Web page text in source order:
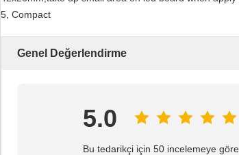
5, Compact
Genel Değerlendirme
5.0
Bu tedarikçi için 50 incelemeye göre